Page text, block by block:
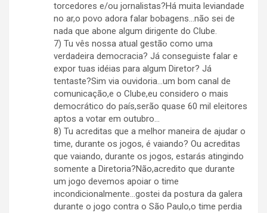
torcedores e/ou jornalistas?Há muita leviandade
no ar,o povo adora falar bobagens…não sei de
nada que abone algum dirigente do Clube.
7) Tu vês nossa atual gestão como uma
verdadeira democracia? Já conseguiste falar e
expor tuas idéias para algum Diretor? Já
tentaste?Sim via ouvidoria…um bom canal de
comunicação,e o Clube,eu considero o mais
democrático do país,serão quase 60 mil eleitores
aptos a votar em outubro…
8) Tu acreditas que a melhor maneira de ajudar o
time, durante os jogos, é vaiando? Ou acreditas
que vaiando, durante os jogos, estarás atingindo
somente a Diretoria?Não,acredito que durante
um jogo devemos apoiar o time
incondicionalmente…gostei da postura da galera
durante o jogo contra o São Paulo,o time perdia